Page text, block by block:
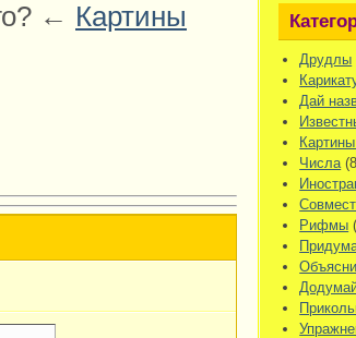
← Картины
Друдлы
Дай
Числа
Рифмы
Объясни